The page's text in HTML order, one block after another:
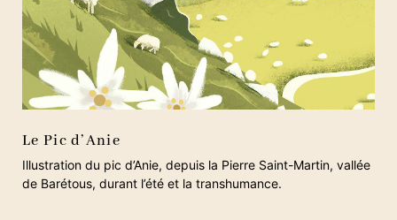
Le Pic d’Anie
Illustration du pic d’Anie, depuis la Pierre Saint-Martin, vallée
de Barétous, durant l’été et la transhumance.